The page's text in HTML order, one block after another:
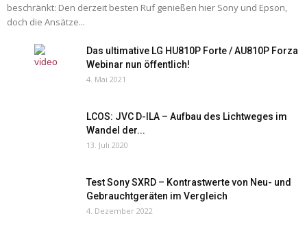
beschränkt: Den derzeit besten Ruf genießen hier Sony und Epson,
doch die Ansätze...
Das ultimative LG HU810P Forte / AU810P Forza
Webinar nun öffentlich!
4. Mai 2021
LCOS: JVC D-ILA – Aufbau des Lichtweges im
Wandel der...
13. Juli 2020
Test Sony SXRD – Kontrastwerte von Neu- und
Gebrauchtgeräten im Vergleich
4. Dezember 2022